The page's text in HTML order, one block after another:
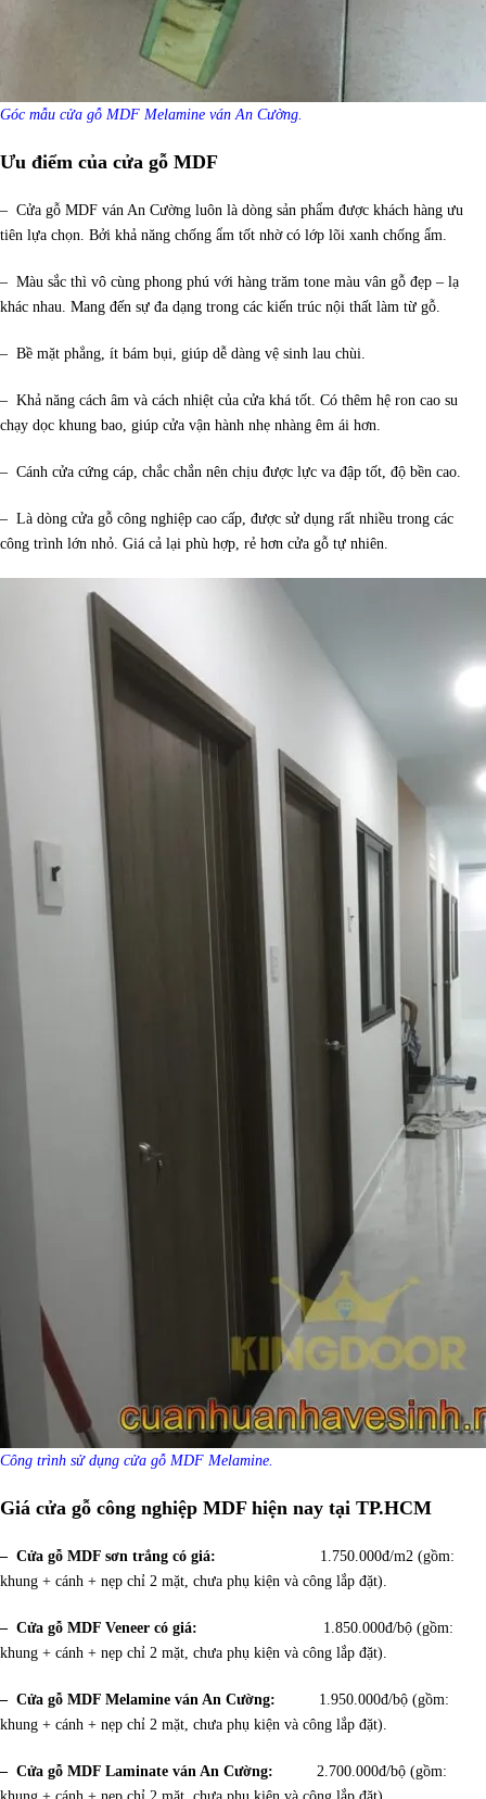
Góc mẫu cửa gỗ MDF Melamine ván An Cường.
Ưu điểm của cửa gỗ MDF
– Cửa gỗ MDF ván An Cường luôn là dòng sản phẩm được khách hàng ưu
tiên lựa chọn. Bởi khả năng chống ẩm tốt nhờ có lớp lõi xanh chống ẩm.
– Màu sắc thì vô cùng phong phú với hàng trăm tone màu vân gỗ đẹp – lạ
khác nhau. Mang đến sự đa dạng trong các kiến trúc nội thất làm từ gỗ.
– Bề mặt phẳng, ít bám bụi, giúp dễ dàng vệ sinh lau chùi.
– Khả năng cách âm và cách nhiệt của cửa khá tốt. Có thêm hệ ron cao su
chạy dọc khung bao, giúp cửa vận hành nhẹ nhàng êm ái hơn.
– Cánh cửa cứng cáp, chắc chắn nên chịu được lực va đập tốt, độ bền cao.
– Là dòng cửa gỗ công nghiệp cao cấp, được sử dụng rất nhiều trong các
công trình lớn nhỏ. Giá cả lại phù hợp, rẻ hơn cửa gỗ tự nhiên.
Công trình sử dụng cửa gỗ MDF Melamine.
Giá cửa gỗ công nghiệp MDF hiện nay tại TP.HCM
– Cửa gỗ MDF sơn trắng có giá: 1.750.000đ/m2 (gồm:
khung + cánh + nẹp chỉ 2 mặt, chưa phụ kiện và công lắp đặt).
– Cửa gỗ MDF Veneer có giá: 1.850.000đ/bộ (gồm:
khung + cánh + nẹp chỉ 2 mặt, chưa phụ kiện và công lắp đặt).
– Cửa gỗ MDF Melamine ván An Cường: 1.950.000đ/bộ (gồm:
khung + cánh + nẹp chỉ 2 mặt, chưa phụ kiện và công lắp đặt).
– Cửa gỗ MDF Laminate ván An Cường: 2.700.000đ/bộ (gồm: